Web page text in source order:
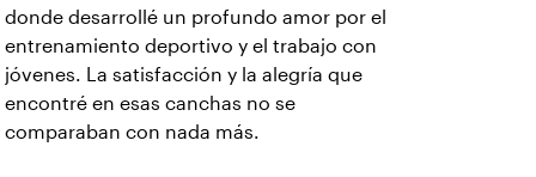
donde desarrollé un profundo amor por el
entrenamiento deportivo y el trabajo con
jóvenes. La satisfacción y la alegría que
encontré en esas canchas no se
comparaban con nada más.